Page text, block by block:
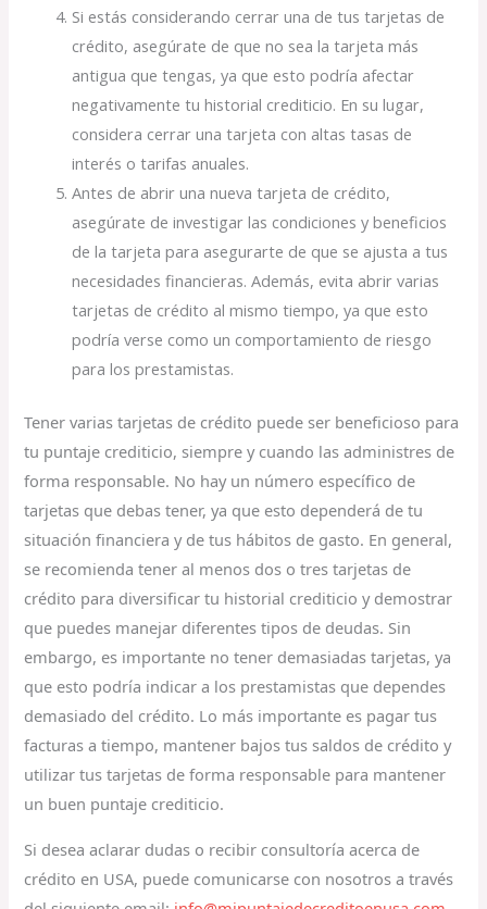
Si estás considerando cerrar una de tus tarjetas de
crédito, asegúrate de que no sea la tarjeta más
antigua que tengas, ya que esto podría afectar
negativamente tu historial crediticio. En su lugar,
considera cerrar una tarjeta con altas tasas de
interés o tarifas anuales.
Antes de abrir una nueva tarjeta de crédito,
asegúrate de investigar las condiciones y beneficios
de la tarjeta para asegurarte de que se ajusta a tus
necesidades financieras. Además, evita abrir varias
tarjetas de crédito al mismo tiempo, ya que esto
podría verse como un comportamiento de riesgo
para los prestamistas.
Tener varias tarjetas de crédito puede ser beneficioso para
tu puntaje crediticio, siempre y cuando las administres de
forma responsable. No hay un número específico de
tarjetas que debas tener, ya que esto dependerá de tu
situación financiera y de tus hábitos de gasto. En general,
se recomienda tener al menos dos o tres tarjetas de
crédito para diversificar tu historial crediticio y demostrar
que puedes manejar diferentes tipos de deudas. Sin
embargo, es importante no tener demasiadas tarjetas, ya
que esto podría indicar a los prestamistas que dependes
demasiado del crédito. Lo más importante es pagar tus
facturas a tiempo, mantener bajos tus saldos de crédito y
utilizar tus tarjetas de forma responsable para mantener
un buen puntaje crediticio.
Si desea aclarar dudas o recibir consultoría acerca de
crédito en USA, puede comunicarse con nosotros a través